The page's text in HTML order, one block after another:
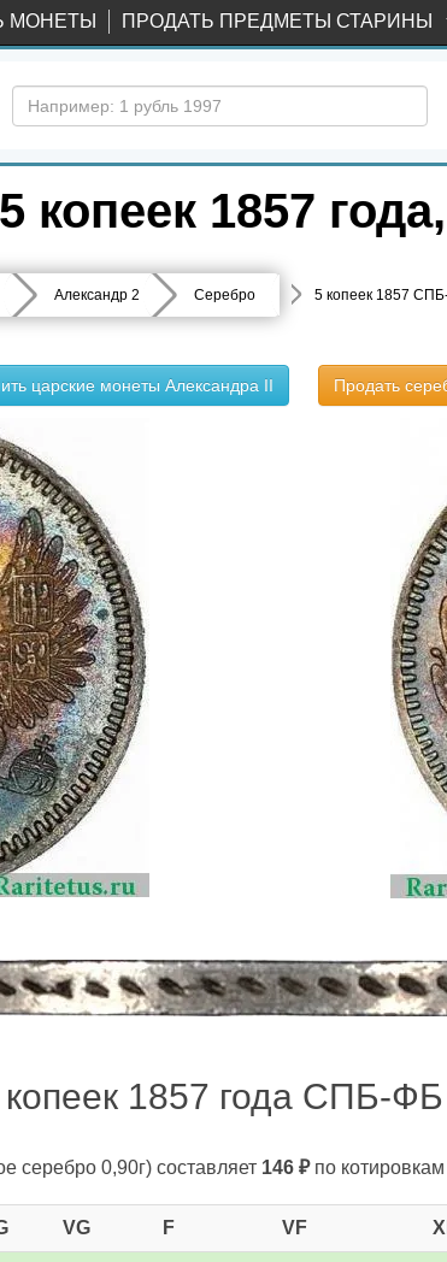
МОНЕТЫ ПРОДАТЬ ПРЕДМЕТЫ СТАРИНЫ
копеек 1857
Александр 2 Серебро 5 копеек 1857
царские монеты Александра II Продать
1857 года СПБ-ФБ
серебро 0,90г) составляет 146 ₽по
VG F VF